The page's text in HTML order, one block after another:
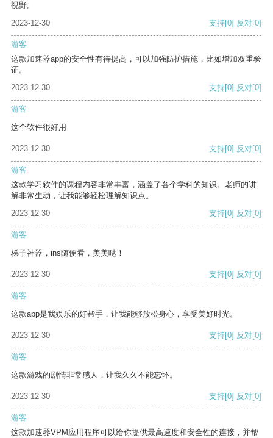
视野。
2023-12-30
支持[0] 反对[0]
游客
这款加速器app的安全性有待提高，可以加强防护措施，比如增加双重验
证。
2023-12-30
支持[0] 反对[0]
游客
这个软件很好用
2023-12-30 支持[0] 反对[0]
游客
这款学习软件的课程内容非常丰富，涵盖了各个学科的知识。老师的讲
解非常生动，让我能够轻松理解知识点。
2023-12-30
支持[0] 反对[0]
游客
梯子神器，ins随便看，美美哒！
2023-12-30 支持[0] 反对[0]
游客
这款app是我娱乐的好帮手，让我能够放松身心，享受美好时光。
2023-12-30 支持[0] 反对[0]
游客
这款游戏的剧情非常感人，让我久久不能忘怀。
2023-12-30 支持[0] 反对[0]
游客
这款加速器VPM应用程序可以给你提供最高速度和安全性的连接，并帮